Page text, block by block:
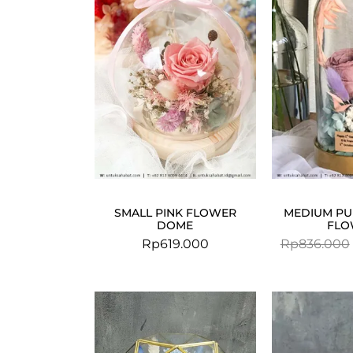
SMALL PINK FLOWER
DOME
Rp619.000
MEDIUM
Rp836.000